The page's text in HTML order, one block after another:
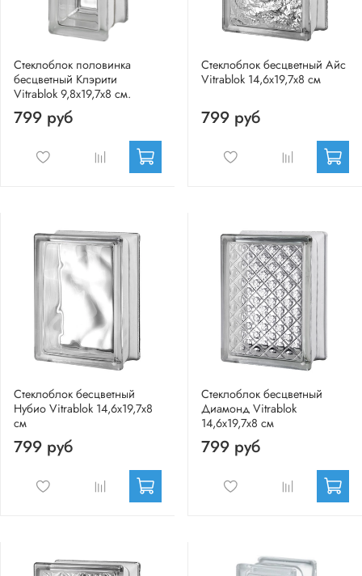
Стеклоблок половинка
бесцветный Клэрити
Vitrablok 9,8x19,7x8 см.
799 руб
Стеклоблок бесцветный Айс
Vitrablok 14,6x19,7x8 см
799 руб
Стеклоблок бесцветный
Нубио Vitrablok 14,6x19,7x8
см
799 руб
Стеклоблок бесцветный
Диамонд Vitrablok
14,6x19,7x8 см
799 руб